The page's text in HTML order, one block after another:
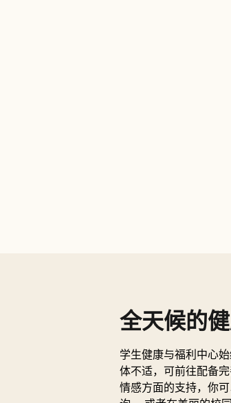
全天候的
学生健康与福利中心
体不适，可前往配备
情感方面的支持，你